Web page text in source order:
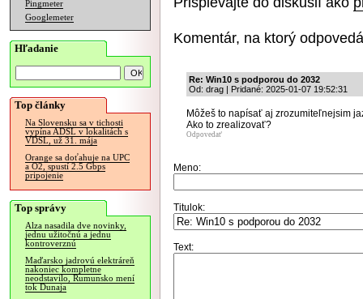
Pingmeter
Googlemeter
Hľadanie
Top články
Na Slovensku sa v tichosti
vypína ADSL v lokalitách s
VDSL, už 31. mája
Orange sa doťahuje na UPC
a O2, spustí 2.5 Gbps
pripojenie
Top správy
Alza nasadila dve novinky,
jednu užitočnú a jednu
kontroverznú
Maďarsko jadrovú elektráreň
nakoniec kompletne
neodstavilo, Rumunsko mení
tok Dunaja
Komentár, na ktorý
Re: Win10 s podporou do 2032
Od: drag | Pridané: 2025-01-07 19:52:31
Môžeš to napísať aj zrozumiteľnejsim
Ako to zrealizovať?
Odpovedať
Meno:
Titulok:
Text: